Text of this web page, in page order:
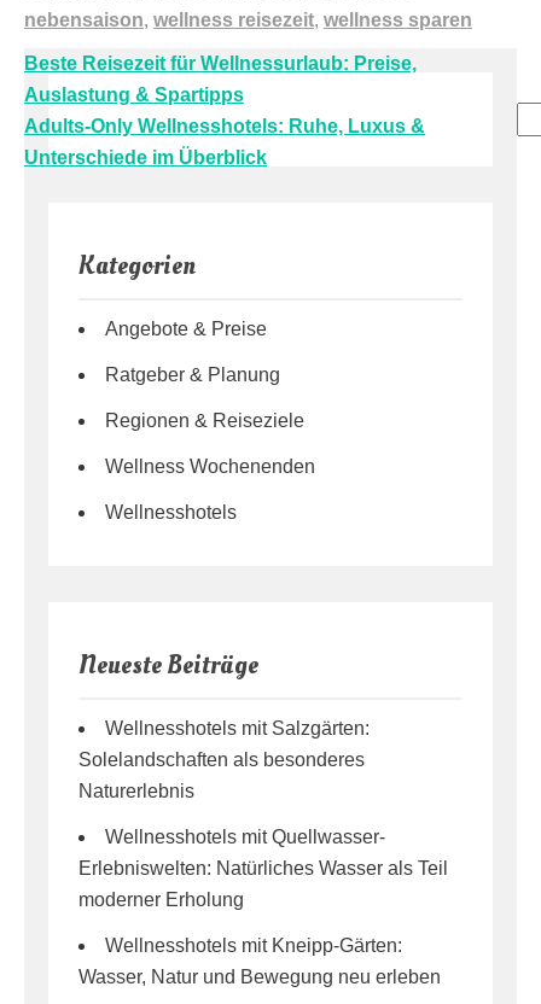
nebensaison, wellness reisezeit, wellness sparen
Beitragsnavigation
Beste Reisezeit für Wellnessurlaub: Preise,
Auslastung & Spartipps
Adults-Only Wellnesshotels: Ruhe, Luxus &
Unterschiede im Überblick
Kategorien
Angebote & Preise
Ratgeber & Planung
Regionen & Reiseziele
Wellness Wochenenden
Wellnesshotels
Neueste Beiträge
Wellnesshotels mit Salzgärten:
Solelandschaften als besonderes
Naturerlebnis
Wellnesshotels mit Quellwasser-
Erlebniswelten: Natürliches Wasser als Teil
moderner Erholung
Wellnesshotels mit Kneipp-Gärten:
Wasser, Natur und Bewegung neu erleben